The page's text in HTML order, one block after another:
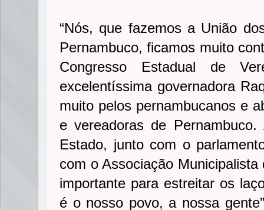
“Nós, que fazemos a União
Pernambuco, ficamos muito
Congresso Estadual de
excelentíssima governadora
muito pelos pernambucanos e
e vereadoras de
Estado, junto com o
com o Associação
importante para estreitar os
é o nosso povo, a nossa